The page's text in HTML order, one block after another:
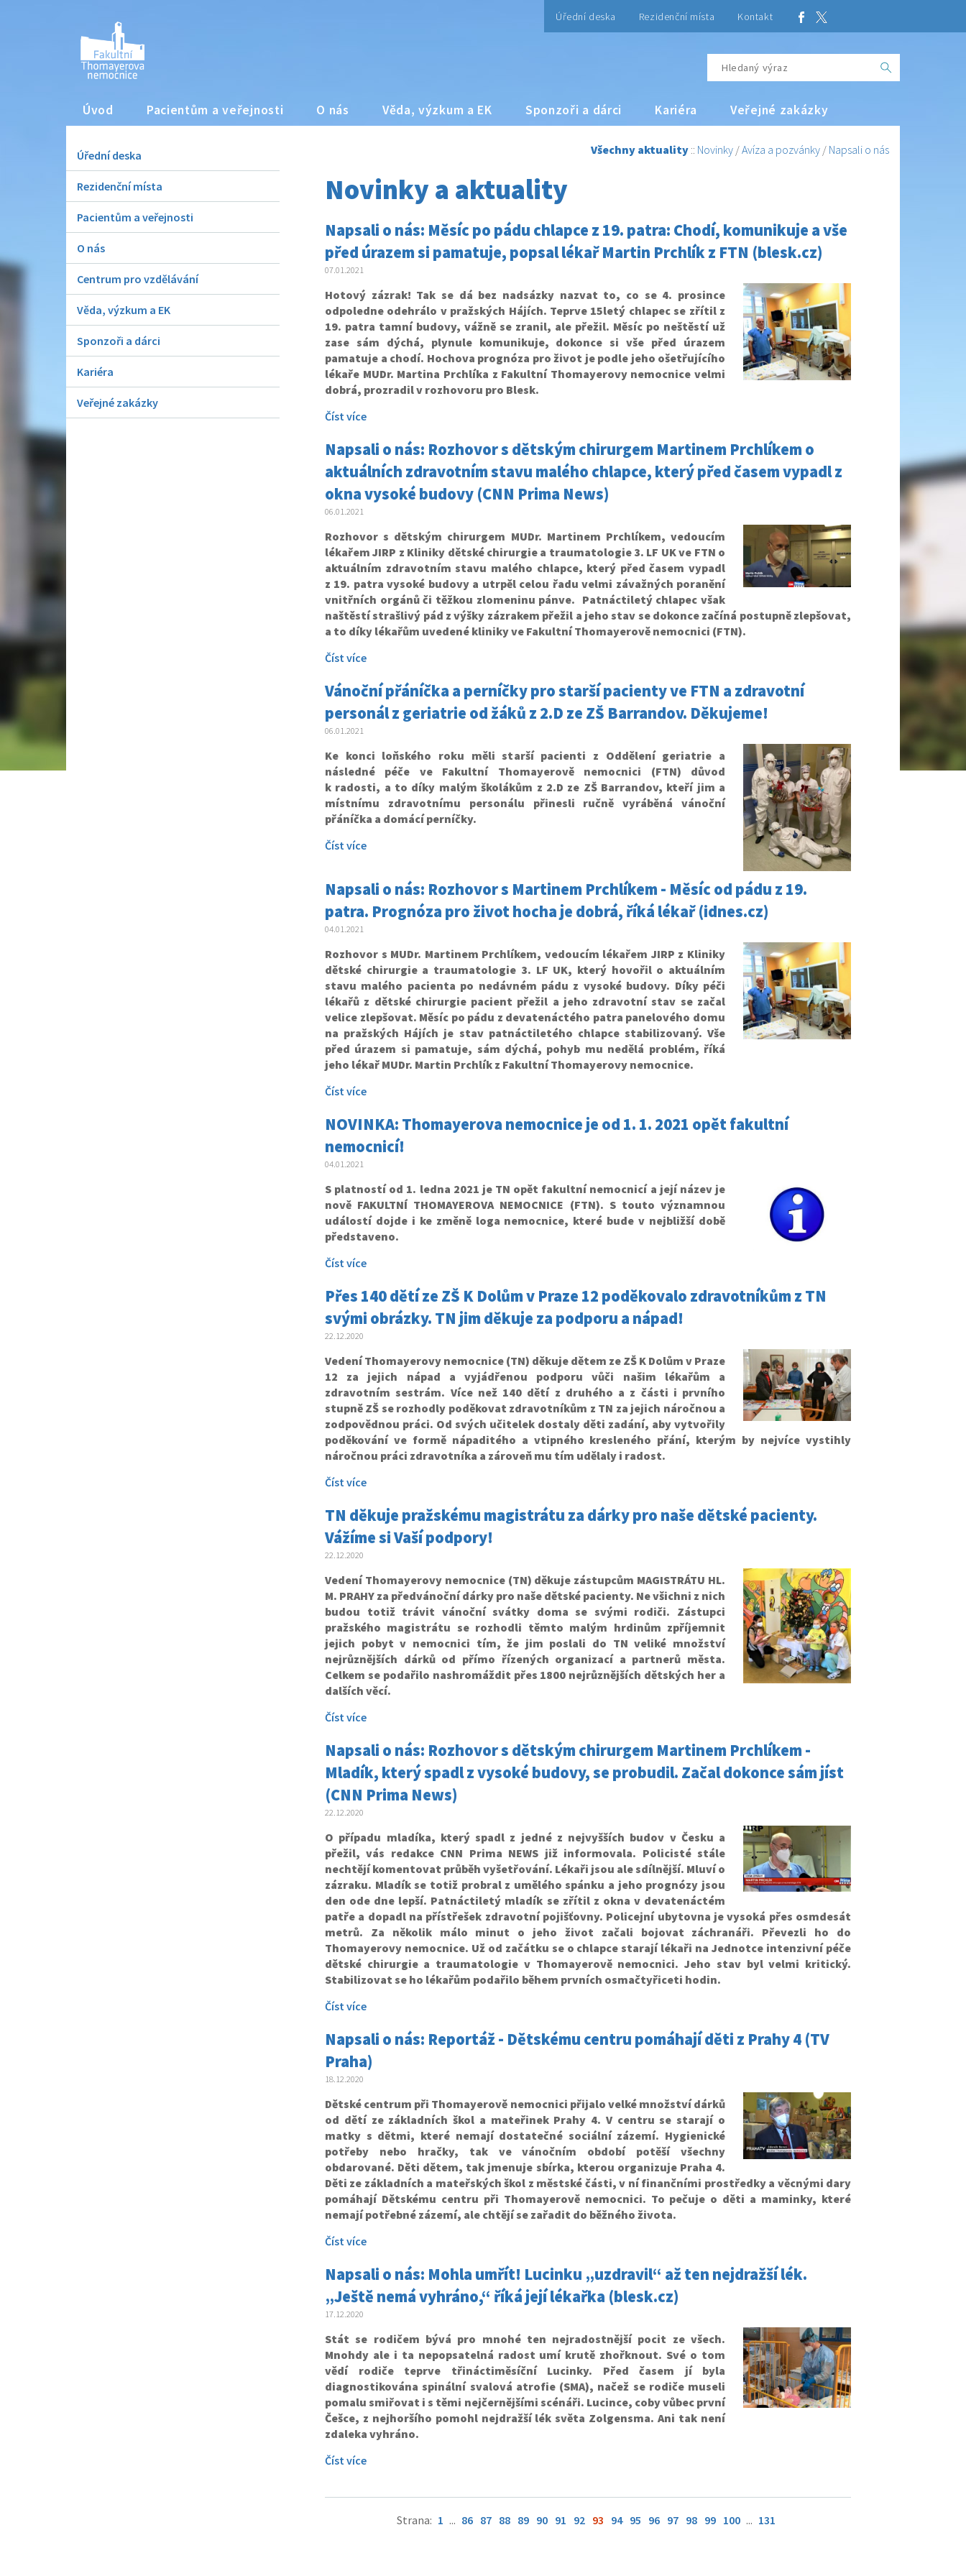
Úřední deska Rezidenční místa Kontakt
Úvod Pacientům a veřejnosti O nás Věda, výzkum a EK Sponzoři a dárci Kariéra Veřejné zakázky
Úřední deska
Rezidenční místa
Pacientům a veřejnosti
O nás
Centrum pro vzdělávání
Věda, výzkum a EK
Sponzoři a dárci
Kariéra
Veřejné zakázky
Všechny aktuality :: Novinky /Avíza a pozvánky / Napsali o nás
Novinky a aktuality
Napsali o nás: Měsíc po pádu chlapce z 19. patra: Chodí, komunikuje a vše
před úrazem si pamatuje, popsal lékař Martin Prchlík z FTN (blesk.cz)
07.01.2021
Hotový zázrak! Tak se dá bez nadsázky nazvat to, co se 4. prosince
odpoledne odehrálo v pražských Hájích. Teprve 15letý chlapec se zřítil z
19. patra tamní budovy, vážně se zranil, ale přežil. Měsíc po neštěstí už
zase sám dýchá, plynule komunikuje, dokonce si vše před úrazem
pamatuje a chodí. Hochova prognóza pro život je podle jeho ošetřujícího
lékaře MUDr. Martina Prchlíka z Fakultní Thomayerovy nemocnice velmi
dobrá, prozradil v rozhovoru pro Blesk.
Číst více
Napsali o nás: Rozhovor s dětským chirurgem Martinem Prchlíkem o
aktuálních zdravotním stavu malého chlapce, který před časem vypadl z
okna vysoké budovy (CNN Prima News)
06.01.2021
Rozhovor s dětským chirurgem MUDr. Martinem Prchlíkem, vedoucím
lékařem JIRP z Kliniky dětské chirurgie a traumatologie 3. LF UK ve FTN o
aktuálním zdravotním stavu malého chlapce, který před časem vypadl
z 19. patra vysoké budovy a utrpěl celou řadu velmi závažných poranění
vnitřních orgánů či těžkou zlomeninu pánve. Patnáctiletý chlapec však
naštěstí strašlivý pád z výšky zázrakem přežil a jeho stav se dokonce začíná postupně zlepšovat,
a to díky lékařům uvedené kliniky ve Fakultní Thomayerově nemocnici (FTN).
Číst více
Vánoční přáníčka a perníčky pro starší pacienty ve FTN a zdravotní
personál z geriatrie od žáků z 2.D ze ZŠ Barrandov. Děkujeme!
06.01.2021
Ke konci loňského roku měli starší pacienti z Oddělení geriatrie a
následné péče ve Fakultní Thomayerově nemocnici (FTN) důvod
k radosti, a to díky malým školákům z 2.D ze ZŠ Barrandov, kteří jim a
místnímu zdravotnímu personálu přinesli ručně vyráběná vánoční
přáníčka a domácí perníčky.
Číst více
Napsali o nás: Rozhovor s Martinem Prchlíkem - Měsíc od pádu z 19.
patra. Prognóza pro život hocha je dobrá, říká lékař (idnes.cz)
04.01.2021
Rozhovor s MUDr. Martinem Prchlíkem, vedoucím lékařem JIRP z Kliniky
dětské chirurgie a traumatologie 3. LF UK, který hovořil o aktuálním
stavu malého pacienta po nedávném pádu z vysoké budovy. Díky péči
lékařů z dětské chirurgie pacient přežil a jeho zdravotní stav se začal
velice zlepšovat. Měsíc po pádu z devatenáctého patra panelového domu
na pražských Hájích je stav patnáctiletého chlapce stabilizovaný. Vše
před úrazem si pamatuje, sám dýchá, pohyb mu nedělá problém, říká
jeho lékař MUDr. Martin Prchlík z Fakultní Thomayerovy nemocnice.
Číst více
NOVINKA: Thomayerova nemocnice je od 1. 1. 2021 opět fakultní
nemocnicí!
04.01.2021
S platností od 1. ledna 2021 je TN opět fakultní nemocnicí a její název je
nově FAKULTNÍ THOMAYEROVA NEMOCNICE (FTN). S touto významnou
událostí dojde i ke změně loga nemocnice, které bude v nejbližší době
představeno.
Číst více
Přes 140 dětí ze ZŠ K Dolům v Praze 12 poděkovalo zdravotníkům z TN
svými obrázky. TN jim děkuje za podporu a nápad!
22.12.2020
Vedení Thomayerovy nemocnice (TN) děkuje dětem ze ZŠ K Dolům v Praze
12 za jejich nápad a vyjádřenou podporu vůči našim lékařům a
zdravotním sestrám. Více než 140 dětí z druhého a z části i prvního
stupně ZŠ se rozhodly poděkovat zdravotníkům z TN za jejich náročnou a
zodpovědnou práci. Od svých učitelek dostaly děti zadání, aby vytvořily
poděkování ve formě nápaditého a vtipného kresleného přání, kterým by nejvíce vystihly
náročnou práci zdravotníka a zároveň mu tím udělaly i radost.
Číst více
TN děkuje pražskému magistrátu za dárky pro naše dětské pacienty.
Vážíme si Vaší podpory!
22.12.2020
Vedení Thomayerovy nemocnice (TN) děkuje zástupcům MAGISTRÁTU HL.
M. PRAHY za předvánoční dárky pro naše dětské pacienty. Ne všichni z nich
budou totiž trávit vánoční svátky doma se svými rodiči. Zástupci
pražského magistrátu se rozhodli těmto malým hrdinům zpříjemnit
jejich pobyt v nemocnici tím, že jim poslali do TN veliké množství
nejrůznějších dárků od přímo řízených organizací a partnerů města.
Celkem se podařilo nashromáždit přes 1800 nejrůznějších dětských her a
dalších věcí.
Číst více
Napsali o nás: Rozhovor s dětským chirurgem Martinem Prchlíkem -
Mladík, který spadl z vysoké budovy, se probudil. Začal dokonce sám jíst
(CNN Prima News)
22.12.2020
O případu mladíka, který spadl z jedné z nejvyšších budov v Česku a
přežil, vás redakce CNN Prima NEWS již informovala. Policisté stále
nechtějí komentovat průběh vyšetřování. Lékaři jsou ale sdílnější. Mluví o
zázraku. Mladík se totiž probral z umělého spánku a jeho prognózy jsou
den ode dne lepší. Patnáctiletý mladík se zřítil z okna v devatenáctém
patře a dopadl na přístřešek zdravotní pojišťovny. Policejní ubytovna je vysoká přes osmdesát
metrů. Za několik málo minut o jeho život začali bojovat záchranáři. Převezli ho do
Thomayerovy nemocnice. Už od začátku se o chlapce starají lékaři na Jednotce intenzivní péče
dětské chirurgie a traumatologie v Thomayerově nemocnici. Jeho stav byl velmi kritický.
Stabilizovat se ho lékařům podařilo během prvních osmačtyřiceti hodin.
Číst více
Napsali o nás: Reportáž - Dětskému centru pomáhají děti z Prahy 4 (TV
Praha)
18.12.2020
Dětské centrum při Thomayerově nemocnici přijalo velké množství dárků
od dětí ze základních škol a mateřinek Prahy 4. V centru se starají o
matky s dětmi, které nemají dostatečné sociální zázemí. Hygienické
potřeby nebo hračky, tak ve vánočním období potěší všechny
obdarované. Děti dětem, tak jmenuje sbírka, kterou organizuje Praha 4.
Děti ze základních a mateřských škol z městské části, v ní finančními prostředky a věcnými dary
pomáhají Dětskému centru při Thomayerově nemocnici. To pečuje o děti a maminky, které
nemají potřebné zázemí, ale chtějí se zařadit do běžného života.
Číst více
Napsali o nás: Mohla umřít! Lucinku „uzdravil“ až ten nejdražší lék.
„Ještě nemá vyhráno,“ říká její lékařka (blesk.cz)
17.12.2020
Stát se rodičem bývá pro mnohé ten nejradostnější pocit ze všech.
Mnohdy ale i ta nepopsatelná radost umí krutě zhořknout. Své o tom
vědí rodiče teprve třináctiměsíční Lucinky. Před časem jí byla
diagnostikována spinální svalová atrofie (SMA), načež se rodiče museli
pomalu smiřovat i s těmi nejčernějšími scénáři. Lucince, coby vůbec první
Češce, z nejhoršího pomohl nejdražší lék světa Zolgensma. Ani tak není
zdaleka vyhráno.
Číst více
Strana: 1 ... 86 87 88 89 90 91 92 93 94 95 96 97 98 99 100 ... 131